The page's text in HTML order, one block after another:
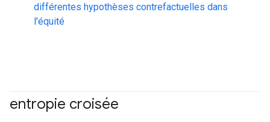
différentes hypothèses contrefactuelles dans
l'équité
entropie croisée